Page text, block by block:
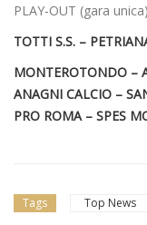
PLAY-OUT (gara
TOTTI S.S. –
MONTEROTONDO –
ANAGNI CALCIO –
PRO ROMA – SPES
Tags Top News